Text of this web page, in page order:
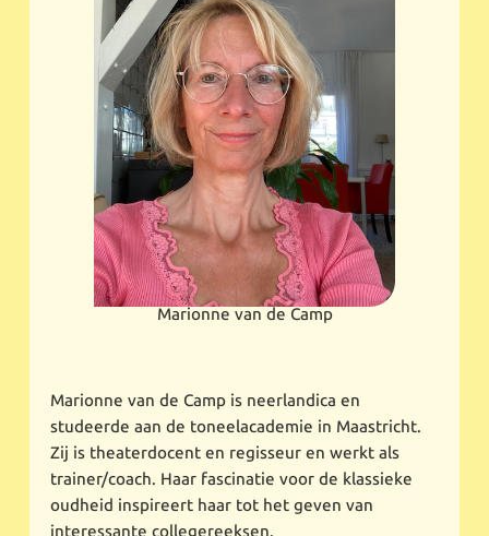
Marionne van de Camp
Marionne van de Camp is neerlandica en
studeerde aan de toneelacademie in Maastricht.
Zij is theaterdocent en regisseur en werkt als
trainer/coach. Haar fascinatie voor de klassieke
oudheid inspireert haar tot het geven van
interessante collegereeksen.